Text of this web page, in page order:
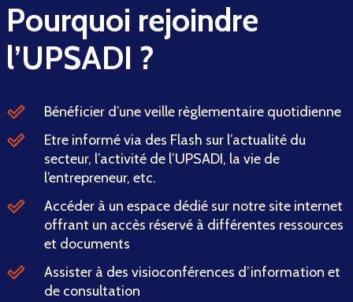
Pourquoi rejoindre
l’UPSADI ?
Bénéficier d’une veille règlementaire quotidienne
Etre informé via des Flash sur l’actualité du
secteur, l’activité de l’UPSADI, la vie de
l’entrepreneur, etc.
Accéder à un espace dédié sur notre site internet
offrant un accès réservé à différentes ressources
et documents
Assister à des visioconférences d’information et
de consultation